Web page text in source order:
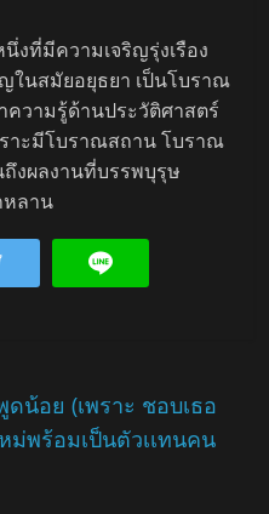
งที่มีความเจริญรุ่งเรือง
ในสมัยอยุธยา เป็นโบราณ
วามรู้ด้านประวัติศาสตร์
ราะมีโบราณสถาน โบราณ
งผลงานที่บรรพบุรุษ
หลาน
น้อย (เพราะ ชอบเธอ
ม่พร้อมเป็นตัวเเทนคน